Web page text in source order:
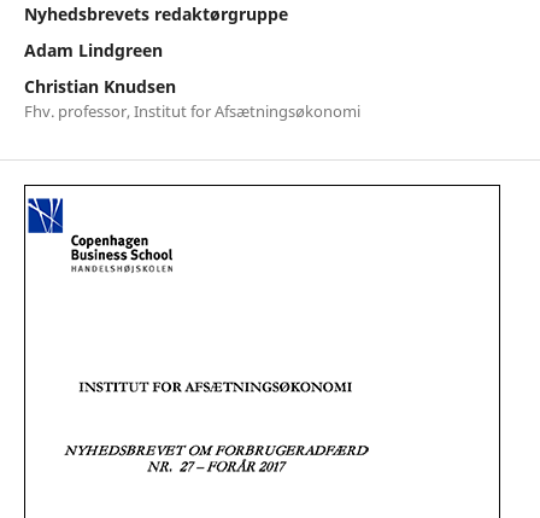
Nyhedsbrevets redaktørgruppe
Adam Lindgreen
Christian Knudsen
Fhv. professor, Institut for Afsætningsøkonomi